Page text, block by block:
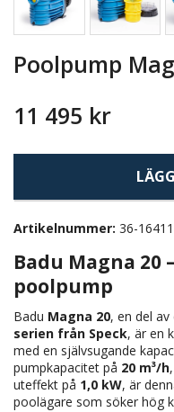
Poolpump
11 495 kr
Artikelnummer: 36-
Badu Magna
poolpump
Badu Magna 20, en del
serien från Speck, är en
med en självsugande
pumpkapacitet på 20 m³/h
uteffekt på 1,0 kW, är
poolägare som söker hög